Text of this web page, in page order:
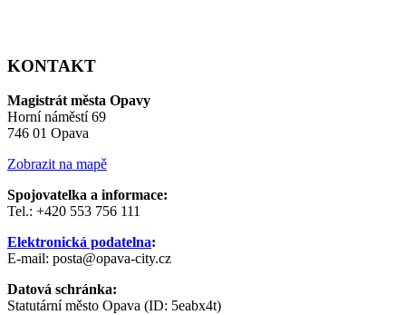
KONTAKT
Magistrát města Opavy
Horní náměstí 69
746 01 Opava
Zobrazit na mapě
Spojovatelka a informace:
Tel.: +420 553 756 111
Elektronická podatelna:
E-mail: posta@opava-city.cz
Datová schránka:
Statutární město Opava (ID: 5eabx4t)